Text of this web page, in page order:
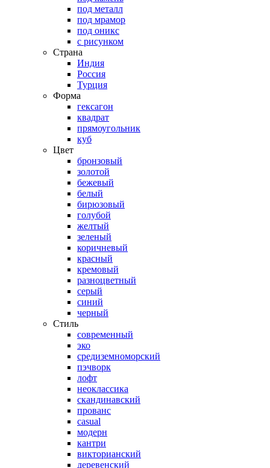
под металл
под мрамор
под оникс
с рисунком
Страна
Индия
Россия
Турция
Форма
гексагон
квадрат
прямоугольник
куб
Цвет
бронзовый
золотой
бежевый
белый
бирюзовый
голубой
желтый
зеленый
коричневый
красный
кремовый
разноцветный
серый
синий
черный
Стиль
современный
эко
средиземноморский
пэчворк
лофт
неоклассика
скандинавский
прованс
casual
модерн
кантри
викторианский
деревенский